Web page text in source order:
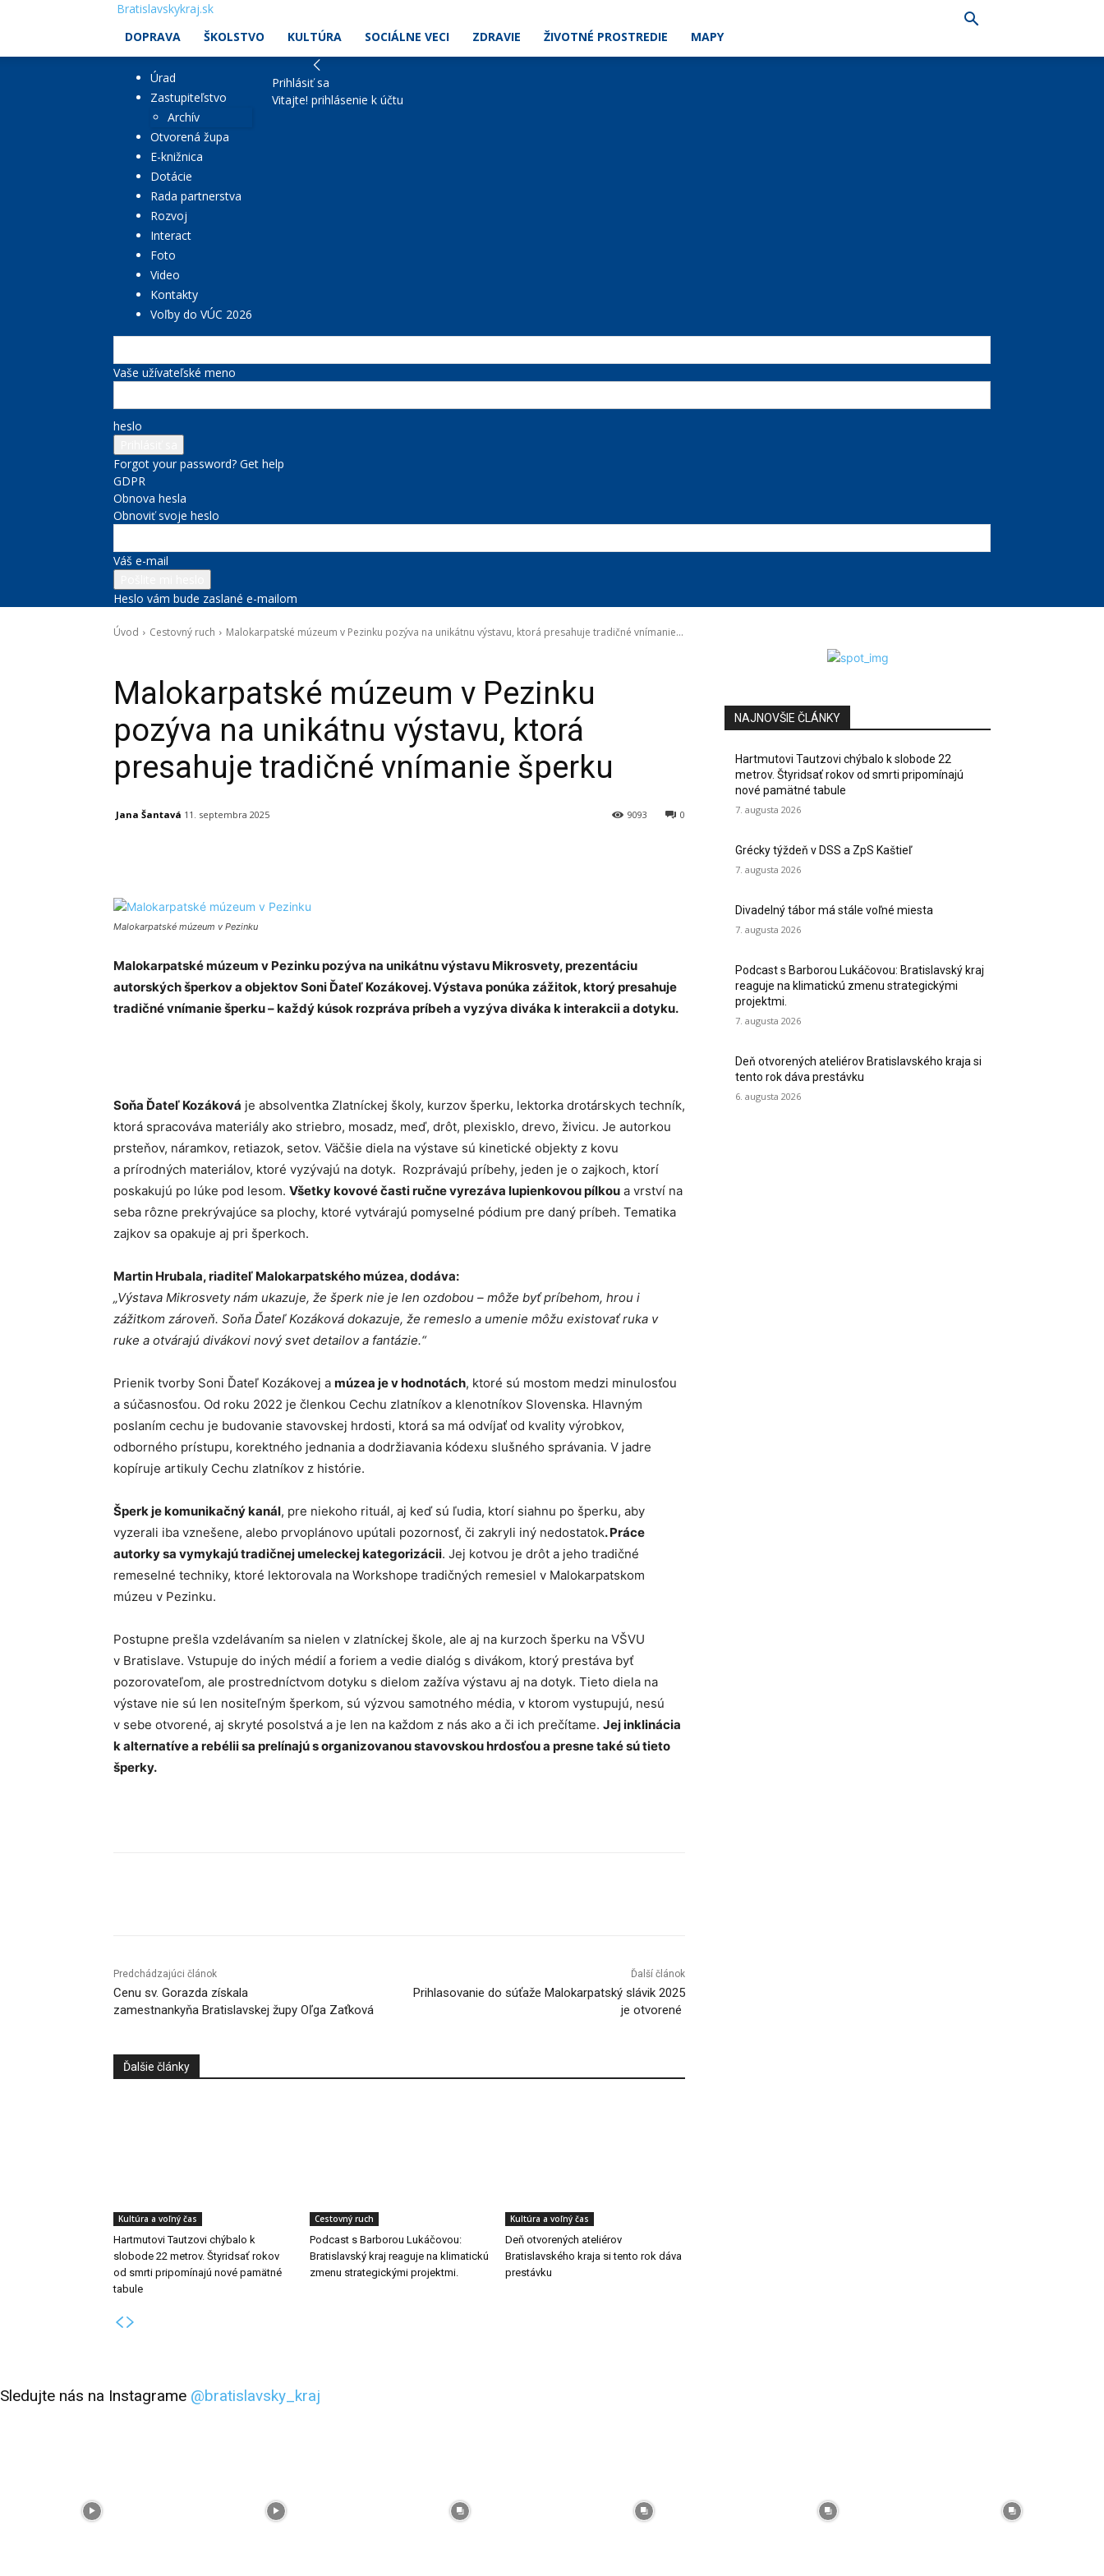
Bratislavskykraj.sk
DOPRAVA
ŠKOLSTVO KULTÚRA SOCIÁLNE VECI ZDRAVIE ŽIVOTNÉ PROSTREDIE MAPY
Úrad
Zastupiteľstvo
Archív
Otvorená župa
E-knižnica
Dotácie
Rada partnerstva
Rozvoj
Interact
Foto
Video
Kontakty
Voľby do VÚC 2026
Prihlásiť sa
Vitajte! prihlásenie k účtu
Vaše užívateľské meno
heslo
Forgot your password? Get help
GDPR
Obnova hesla
Obnoviť svoje heslo
Váš e-mail
Heslo vám bude zaslané e-mailom
Úvod Cestovný ruch Malokarpatské múzeum v Pezinku pozýva na unikátnu výstavu, ktorá presahuje tradičné vnímanie...
Malokarpatské múzeum v Pezinku
pozýva na unikátnu výstavu, ktorá
presahuje tradičné vnímanie šperku
Jana Šantavá 11. septembra 2025 0
9093
Malokarpatské múzeum v Pezinku
Malokarpatské múzeum v Pezinku pozýva na unikátnu výstavu Mikrosvety, prezentáciu
autorských šperkov a objektov Soni Ďateľ Kozákovej. Výstava ponúka zážitok, ktorý presahuje
tradičné vnímanie šperku – každý kúsok rozpráva príbeh a vyzýva diváka k interakcii a dotyku.
Soňa Ďateľ Kozáková je absolventka Zlatníckej školy, kurzov šperku, lektorka drotárskych techník,
ktorá spracováva materiály ako striebro, mosadz, meď, drôt, plexisklo, drevo, živicu. Je autorkou
prsteňov, náramkov, retiazok, setov. Väčšie diela na výstave sú kinetické objekty z kovu
a prírodných materiálov, ktoré vyzývajú na dotyk. Rozprávajú príbehy, jeden je o zajkoch, ktorí
poskakujú po lúke pod lesom. Všetky kovové časti ručne vyrezáva lupienkovou pílkou a vrství na
seba rôzne prekrývajúce sa plochy, ktoré vytvárajú pomyselné pódium pre daný príbeh. Tematika
zajkov sa opakuje aj pri šperkoch.
Martin Hrubala, riaditeľ Malokarpatského múzea, dodáva:
„Výstava Mikrosvety nám ukazuje, že šperk nie je len ozdobou – môže byť príbehom, hrou i
zážitkom zároveň. Soňa Ďateľ Kozáková dokazuje, že remeslo a umenie môžu existovať ruka v
ruke a otvárajú divákovi nový svet detailov a fantázie.“
Prienik tvorby Soni Ďateľ Kozákovej a múzea je v hodnotách, ktoré sú mostom medzi minulosťou
a súčasnosťou. Od roku 2022 je členkou Cechu zlatníkov a klenotníkov Slovenska. Hlavným
poslaním cechu je budovanie stavovskej hrdosti, ktorá sa má odvíjať od kvality výrobkov,
odborného prístupu, korektného jednania a dodržiavania kódexu slušného správania. V jadre
kopíruje artikuly Cechu zlatníkov z histórie.
Šperk je komunikačný kanál, pre niekoho rituál, aj keď sú ľudia, ktorí siahnu po šperku, aby
vyzerali iba vznešene, alebo prvoplánovo upútali pozornosť, či zakryli iný nedostatok. Práce
autorky sa vymykajú tradičnej umeleckej kategorizácii. Jej kotvou je drôt a jeho tradičné
remeselné techniky, ktoré lektorovala na Workshope tradičných remesiel v Malokarpatskom
múzeu v Pezinku.
Postupne prešla vzdelávaním sa nielen v zlatníckej škole, ale aj na kurzoch šperku na VŠVU
v Bratislave. Vstupuje do iných médií a foriem a vedie dialóg s divákom, ktorý prestáva byť
pozorovateľom, ale prostredníctvom dotyku s dielom zažíva výstavu aj na dotyk. Tieto diela na
výstave nie sú len nositeľným šperkom, sú výzvou samotného média, v ktorom vystupujú, nesú
v sebe otvorené, aj skryté posolstvá a je len na každom z nás ako a či ich prečítame. Jej inklinácia
k alternatíve a rebélii sa prelínajú s organizovanou stavovskou hrdosťou a presne také sú tieto
šperky.
Predchádzajúci článok
Cenu sv. Gorazda získala
zamestnankyňa Bratislavskej župy Oľga Zaťková
Ďalší článok
Prihlasovanie do súťaže Malokarpatský slávik 2025
je otvorené
Ďalšie články
Kultúra a voľný čas
Hartmutovi Tautzovi chýbalo k
slobode 22 metrov. Štyridsať rokov
od smrti pripomínajú nové pamätné
tabule
Cestovný ruch
Podcast s Barborou Lukáčovou:
Bratislavský kraj reaguje na klimatickú
zmenu strategickými projektmi.
Kultúra a voľný čas
Deň otvorených ateliérov
Bratislavského kraja si tento rok dáva
prestávku
NAJNOVŠIE ČLÁNKY
Hartmutovi Tautzovi chýbalo k slobode 22
metrov. Štyridsať rokov od smrti pripomínajú
nové pamätné tabule
7. augusta 2026
Grécky týždeň v DSS a ZpS Kaštieľ
7. augusta 2026
Divadelný tábor má stále voľné miesta
7. augusta 2026
Podcast s Barborou Lukáčovou: Bratislavský kraj
reaguje na klimatickú zmenu strategickými
projektmi.
7. augusta 2026
Deň otvorených ateliérov Bratislavského kraja si
tento rok dáva prestávku
6. augusta 2026
Sledujte nás na Instagrame @bratislavsky_kraj